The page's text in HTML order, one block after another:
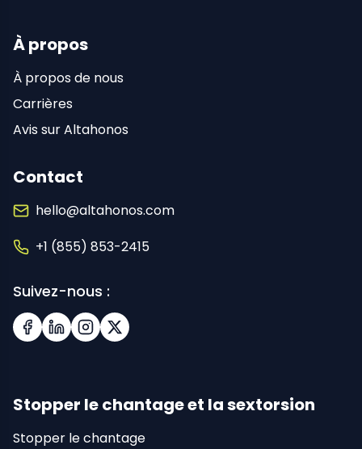
À propos
À propos de nous
Carrières
Avis sur Altahonos
Contact
hello@altahonos.com
+1 (855) 853-2415
Suivez-nous :
Facebook
LinkedInInstagramX (Twitter)
Stopper le chantage et la sextorsion
Stopper le chantage